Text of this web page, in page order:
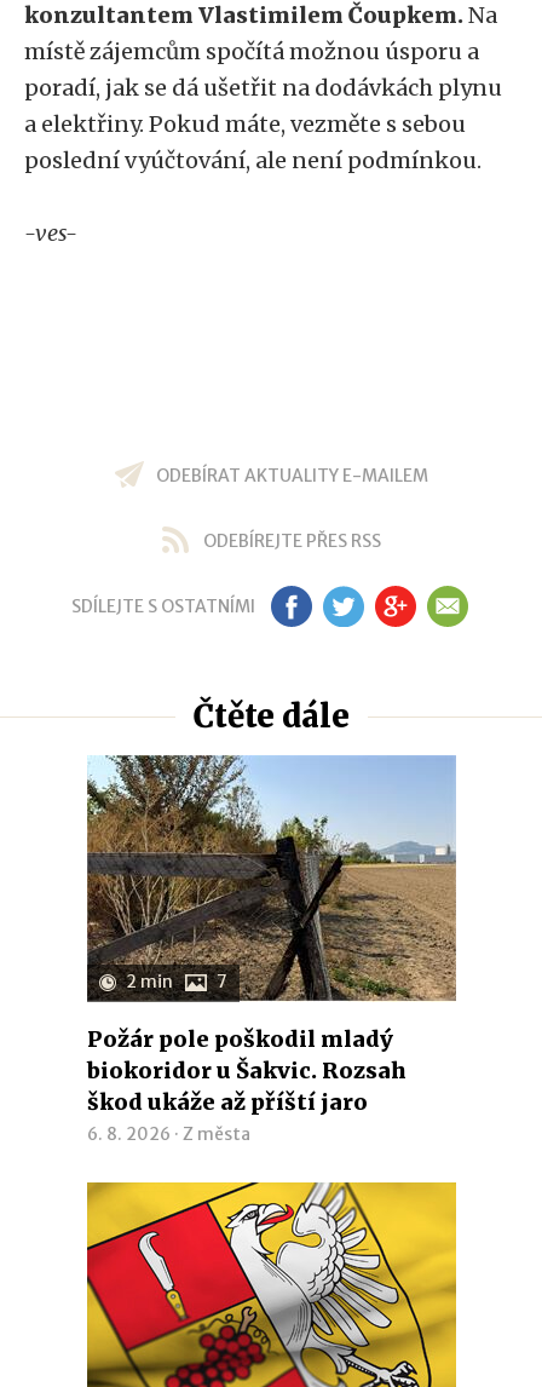
konzultantem Vlastimilem Čoupkem.Na
místě zájemcům spočítá možnou úsporu a
poradí, jak se dá ušetřit na dodávkách plynu
a elektřiny. Pokud máte, vezměte s sebou
poslední vyúčtování, ale není podmínkou.
-ves-
ODEBÍRAT AKTUALITY E-MAILEM
ODEBÍREJTE PŘES RSS
SDÍLEJTE S OSTATNÍMI FB TW GP EM
Čtěte dále
2 min 7
Požár pole poškodil mladý
biokoridor u Šakvic. Rozsah
škod ukáže až příští jaro
6. 8. 2026 · Z města